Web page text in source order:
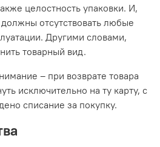
целостность упаковки. И,
отсутствовать любые
Другими словами,
товарный вид.
– при возврате товара
исключительно на ту карту, с
списание за покупку.